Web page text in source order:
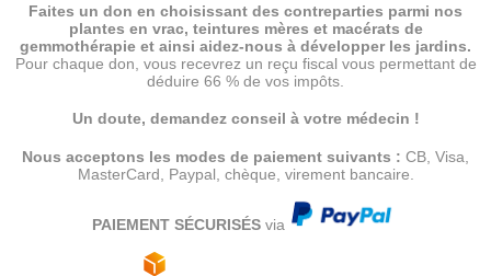
Faites un don en choisissant des contreparties parmi nos
plantes en vrac, teintures mères et macérats de
gemmothérapie et ainsi aidez-nous à développer les jardins.
Pour chaque don, vous recevrez un reçu fiscal vous permettant de
déduire 66 % de vos impôts.
Un doute, demandez conseil à votre médecin !
Nous acceptons les modes de paiement suivants : CB, Visa,
MasterCard, Paypal, chèque, virement bancaire.
PAIEMENT SÉCURISÉS via